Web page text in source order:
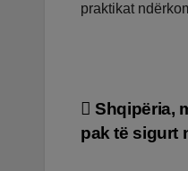
praktikat
Lëvizje
te
Shqipëria,
pak të sigurt